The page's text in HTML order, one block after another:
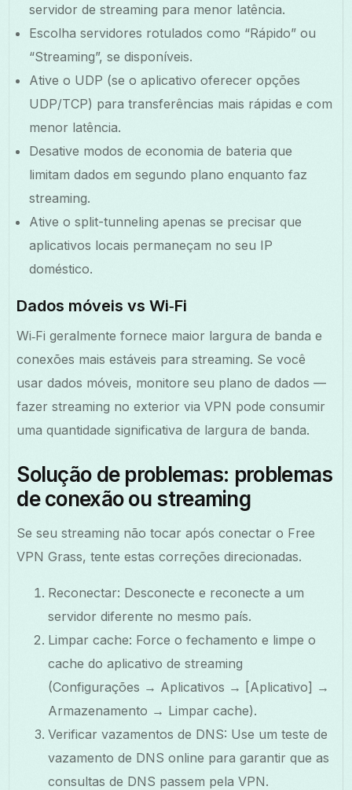
servidor de streaming para menor latência.
Escolha servidores rotulados como “Rápido” ou
“Streaming”, se disponíveis.
Ative o UDP (se o aplicativo oferecer opções
UDP/TCP) para transferências mais rápidas e com
menor latência.
Desative modos de economia de bateria que
limitam dados em segundo plano enquanto faz
streaming.
Ative o split-tunneling apenas se precisar que
aplicativos locais permaneçam no seu IP
doméstico.
Dados móveis vs Wi‑Fi
Wi‑Fi geralmente fornece maior largura de banda e
conexões mais estáveis para streaming. Se você
usar dados móveis, monitore seu plano de dados —
fazer streaming no exterior via VPN pode consumir
uma quantidade significativa de largura de banda.
Solução de problemas: problemas
de conexão ou streaming
Se seu streaming não tocar após conectar o Free
VPN Grass, tente estas correções direcionadas.
Reconectar: Desconecte e reconecte a um
servidor diferente no mesmo país.
Limpar cache: Force o fechamento e limpe o
cache do aplicativo de streaming
(Configurações → Aplicativos → [Aplicativo] →
Armazenamento → Limpar cache).
Verificar vazamentos de DNS: Use um teste de
vazamento de DNS online para garantir que as
consultas de DNS passem pela VPN.